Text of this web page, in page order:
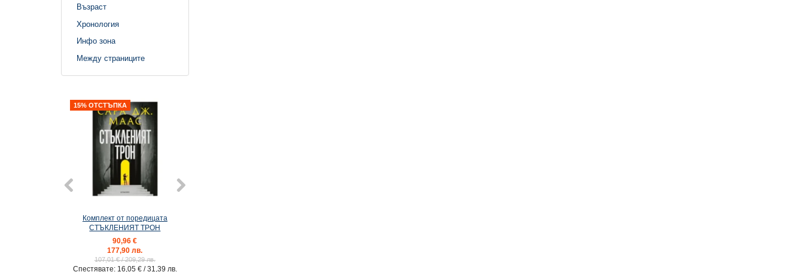
Възраст
Хронология
Инфо зона
Между страниците
15% ОТСТЪПКА
Комплект от поредицата
СТЪКЛЕНИЯТ ТРОН
90,96 €
177,90 лв.
107,01 €/ 209,29 лв.
Спестявате: 16,05 € / 31,39 лв.